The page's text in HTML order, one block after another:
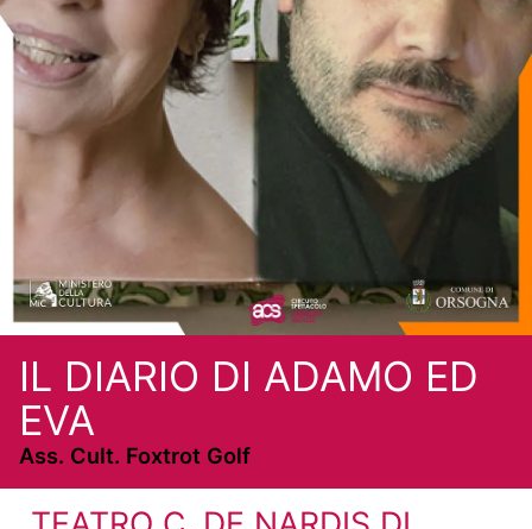
IL DIARIO DI ADAMO ED
EVA
Ass. Cult. Foxtrot Golf